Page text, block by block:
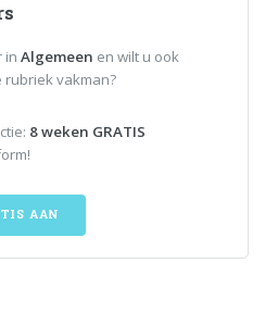
in Algemeen en wilt u ook
vakman?
8 weken GRATIS
AAN